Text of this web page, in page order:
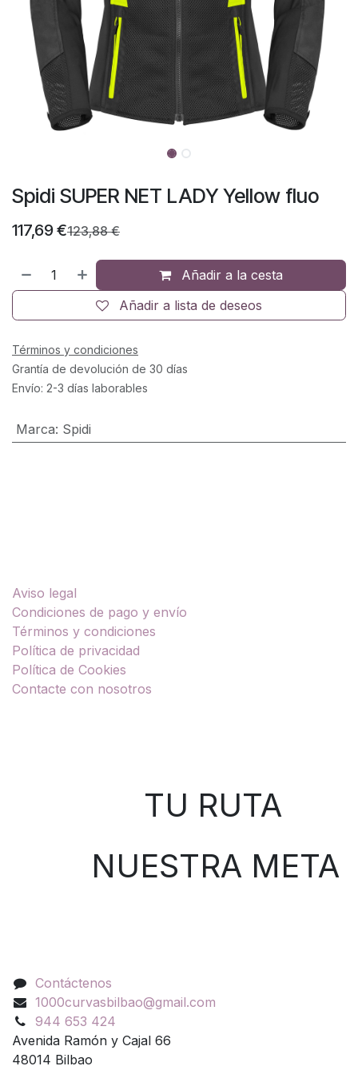
Spidi SUPER NET LADY Yellow fluo
117,69€123,88€
Añadir a la cesta
Añadir a lista de deseos
Términos y condiciones
Grantía de devolución de 30 días
Envío: 2-3 días laborables
Marca: Spidi
Aviso legal
Condiciones de pago y envío
Términos y condiciones
Política de privacidad
Política de Cookies
Contacte con nosotros
TU RUTA
NUESTRA META
Contáctenos
1000curvasbilbao@gmail.com
944 653 424
Avenida Ramón y Cajal 66
48014 Bilbao